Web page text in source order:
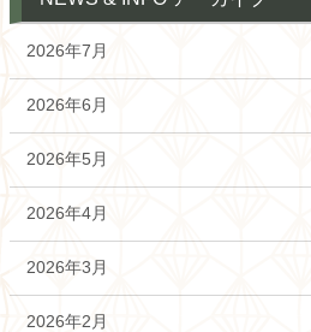
2026年7月
2026年6月
2026年5月
2026年4月
2026年3月
2026年2月